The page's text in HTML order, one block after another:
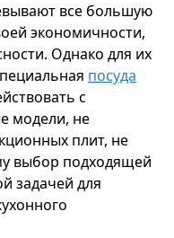
все большую
экономичности,
Однако для их
посуда
с
модели, не
плит, не
выбор подходящей
задачей для